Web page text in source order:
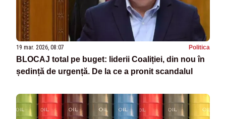
19 mar. 2026, 08:07 Politica
BLOCAJ total pe buget: liderii Coaliției, din nou în
ședință de urgență. De la ce a pronit scandalul